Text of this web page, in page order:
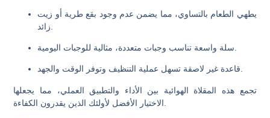
يطهي الطعام بالتساوي، مما يضمن عدم وجود بقع طرية أو زيت
قاعدة غير لاصقة تسهل عملية التنظيف وتوفر الوقت والجهد.
تجمع هذه المقلاة الهوائية بين الأداء والتطبيق العملي، مما يجعلها